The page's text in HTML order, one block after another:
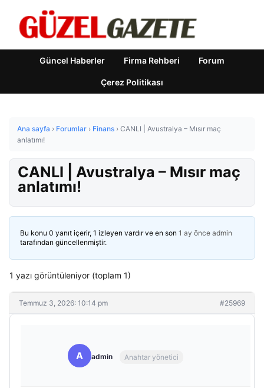
Güncel Haberler Firma Rehberi Forum
Çerez Politikası
Ana sayfa › Forumlar › Finans › CANLI | Avustralya – Mısır maç
anlatımı!
CANLI | Avustralya – Mısır maç
anlatımı!
Bu konu 0 yanıt içerir, 1 izleyen vardır ve en son 1 ay önce admin
tarafından güncellenmiştir.
1 yazı görüntüleniyor (toplam 1)
Temmuz 3, 2026: 10:14 pm #25969
A admin Anahtar yönetici